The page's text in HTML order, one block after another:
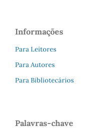
Informações
Para Leitores
Para Autores
Para Bibliotecários
Palavras-chave